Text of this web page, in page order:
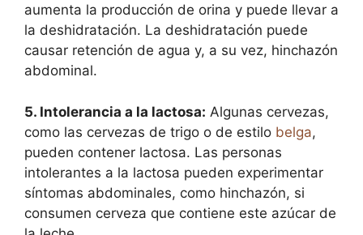
aumenta la producción de orina y puede llevar a
la deshidratación. La deshidratación puede
causar retención de agua y, a su vez, hinchazón
abdominal.
5. Intolerancia a la lactosa: Algunas cervezas,
como las cervezas de trigo o de estilo belga,
pueden contener lactosa. Las personas
intolerantes a la lactosa pueden experimentar
síntomas abdominales, como hinchazón, si
consumen cerveza que contiene este azúcar de